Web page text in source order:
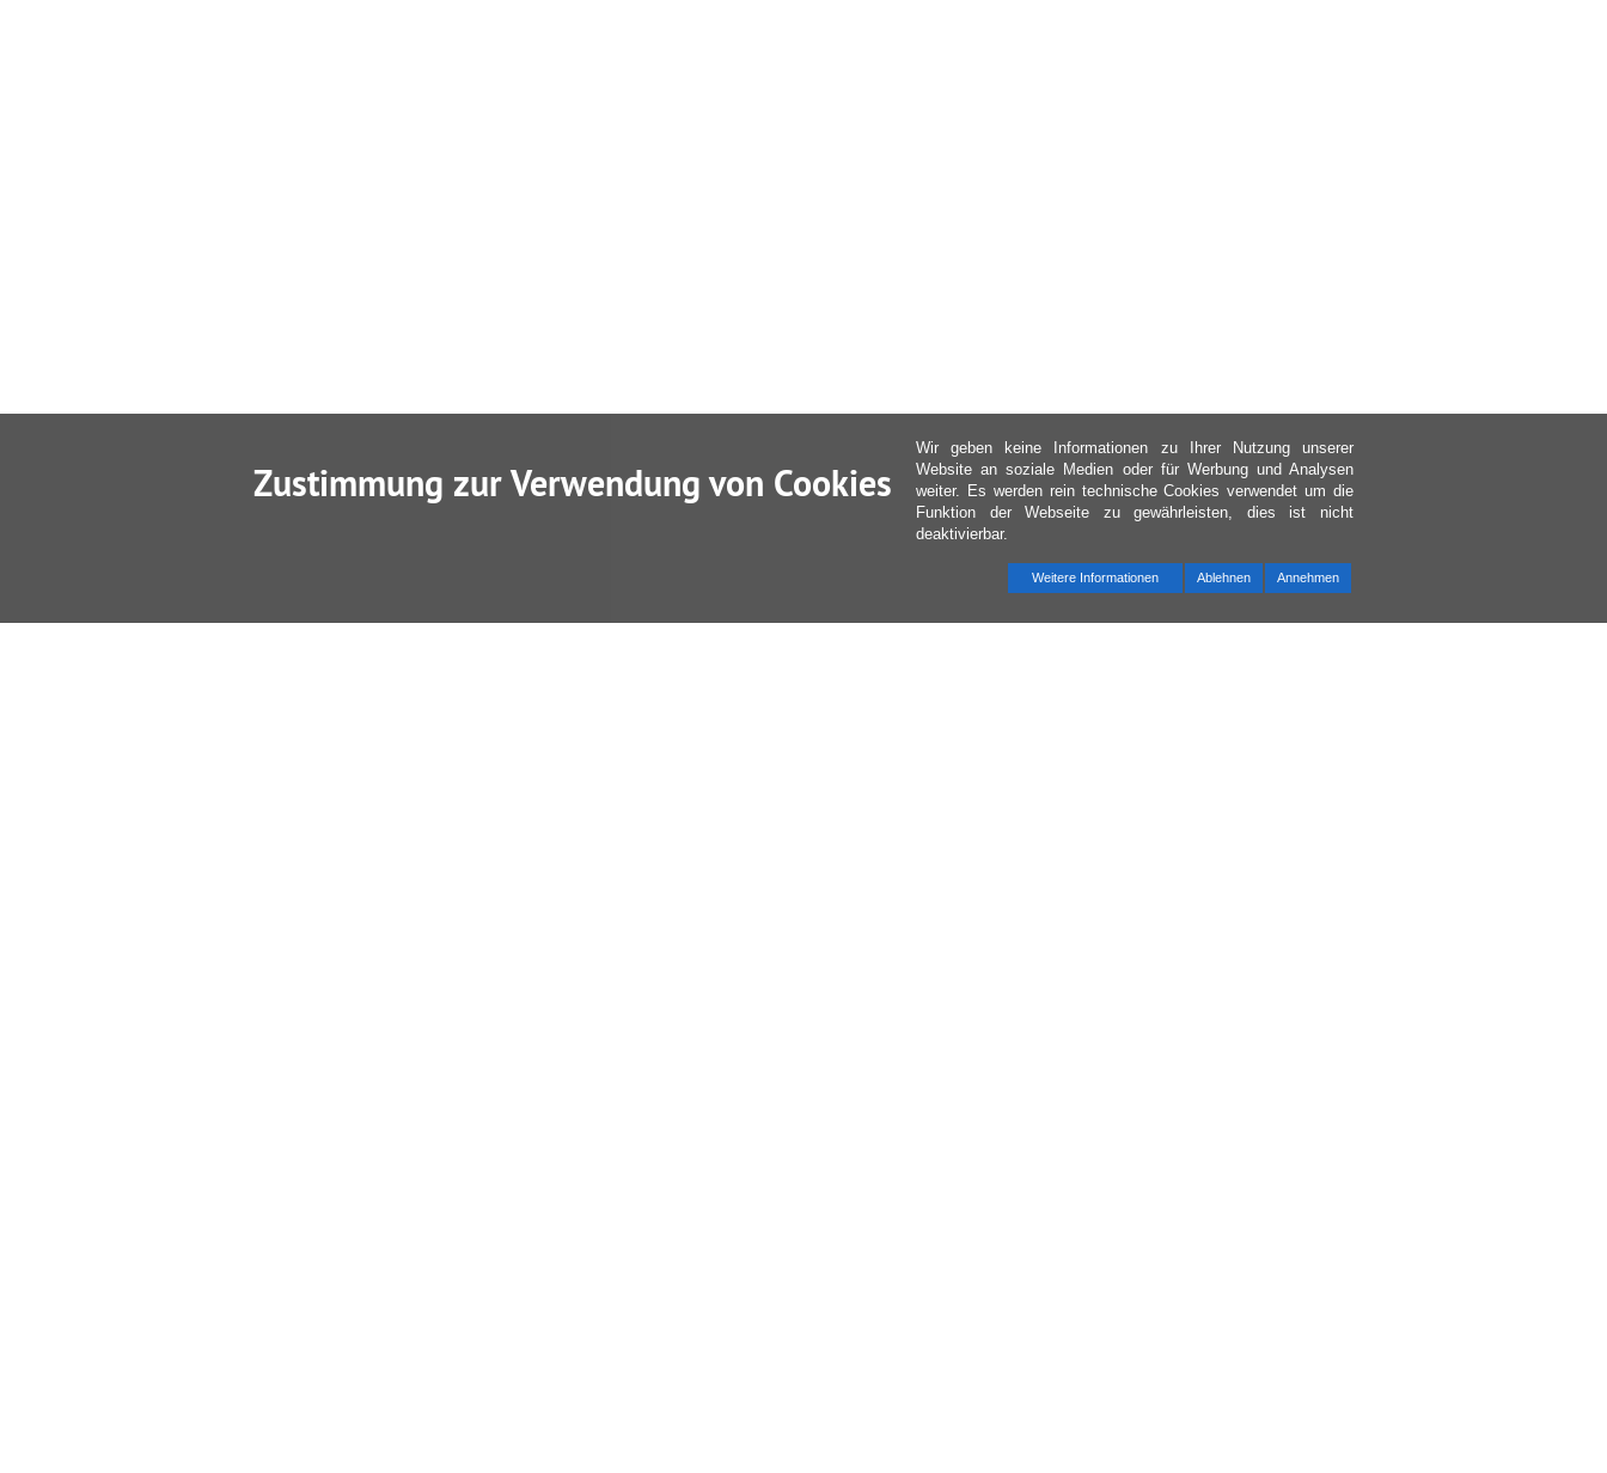
Zustimmung zur Verwendung von Cookies
Wir geben keine Informationen zu Ihrer Nutzung unserer
Website an soziale Medien oder für Werbung und Analysen
weiter. Es werden rein technische Cookies verwendet um die
Funktion der Webseite zu gewährleisten, dies ist nicht
deaktivierbar.
Annehmen
Ablehnen
Weitere Informationen